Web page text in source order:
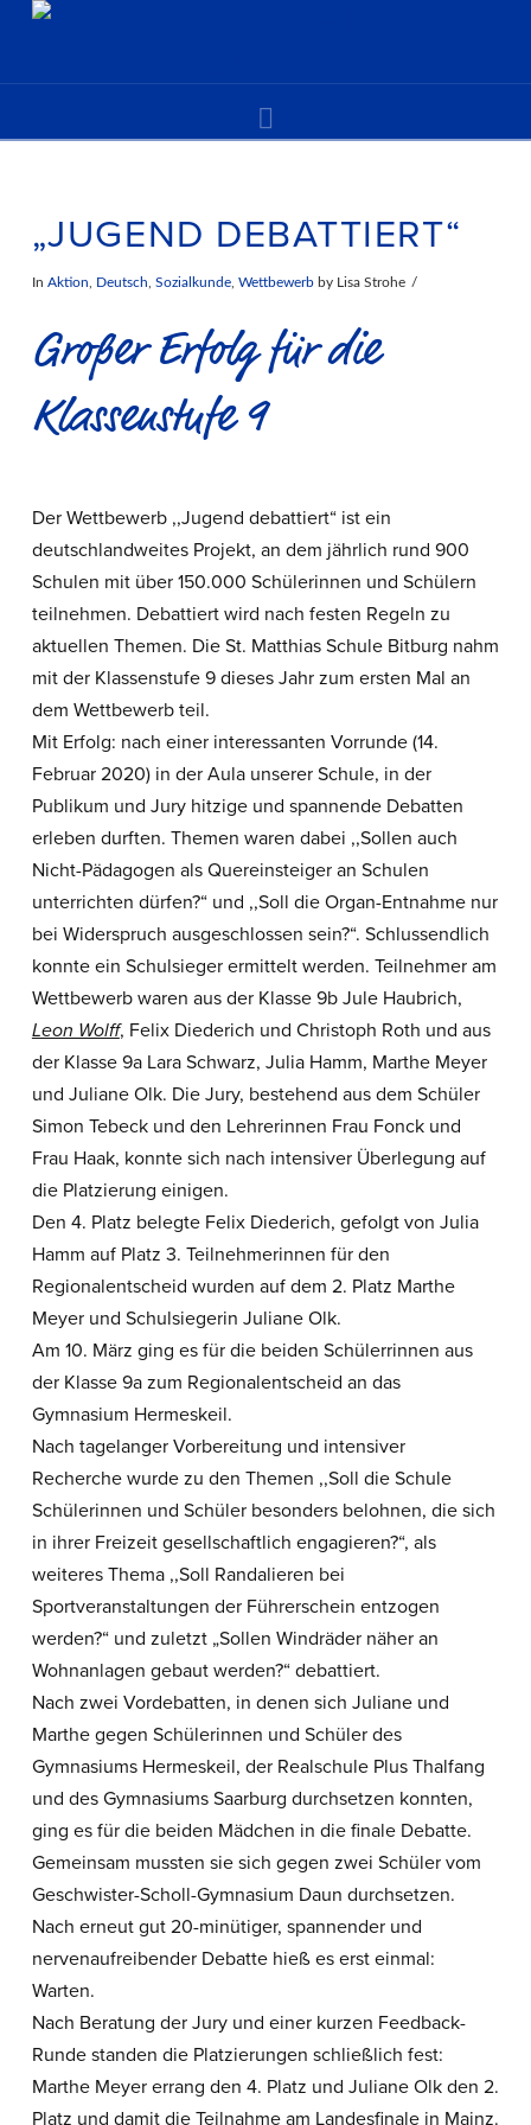
„JUGEND DEBATTIERT“
In Aktion Deutsch Sozialkunde, Wettbewerbby Lisa Strohe
Großer Erfolg für die
Klassenstufe 9
Der Wettbewerb ,,Jugend debattiert“ ist ein
deutschlandweites Projekt, an dem jährlich rund 900
Schulen mit über 150.000 Schülerinnen und Schülern
teilnehmen. Debattiert wird nach festen Regeln zu
aktuellen Themen. Die St. Matthias Schule Bitburg nahm
mit der Klassenstufe 9 dieses Jahr zum ersten Mal an
dem Wettbewerb teil.
Mit Erfolg: nach einer interessanten Vorrunde (14.
Februar 2020) in der Aula unserer Schule, in der
Publikum und Jury hitzige und spannende Debatten
erleben durften. Themen waren dabei ,,Sollen auch
Nicht-Pädagogen als Quereinsteiger an Schulen
unterrichten dürfen?“ und ,,Soll die Organ-Entnahme nur
bei Widerspruch ausgeschlossen sein?“. Schlussendlich
konnte ein Schulsieger ermittelt werden. Teilnehmer am
Wettbewerb waren aus der Klasse 9b Jule Haubrich,
Leon Wolff, Felix Diederich und Christoph Roth und aus
der Klasse 9a Lara Schwarz, Julia Hamm, Marthe Meyer
und Juliane Olk. Die Jury, bestehend aus dem Schüler
Simon Tebeck und den Lehrerinnen Frau Fonck und
Frau Haak, konnte sich nach intensiver Überlegung auf
die Platzierung einigen.
Den 4. Platz belegte Felix Diederich, gefolgt von Julia
Hamm auf Platz 3. Teilnehmerinnen für den
Regionalentscheid wurden auf dem 2. Platz Marthe
Meyer und Schulsiegerin Juliane Olk.
Am 10. März ging es für die beiden Schülerrinnen aus
der Klasse 9a zum Regionalentscheid an das
Gymnasium Hermeskeil.
Nach tagelanger Vorbereitung und intensiver
Recherche wurde zu den Themen ,,Soll die Schule
Schülerinnen und Schüler besonders belohnen, die sich
in ihrer Freizeit gesellschaftlich engagieren?“, als
weiteres Thema ,,Soll Randalieren bei
Sportveranstaltungen der Führerschein entzogen
werden?“ und zuletzt „Sollen Windräder näher an
Wohnanlagen gebaut werden?“ debattiert.
Nach zwei Vordebatten, in denen sich Juliane und
Marthe gegen Schülerinnen und Schüler des
Gymnasiums Hermeskeil, der Realschule Plus Thalfang
und des Gymnasiums Saarburg durchsetzen konnten,
ging es für die beiden Mädchen in die finale Debatte.
Gemeinsam mussten sie sich gegen zwei Schüler vom
Geschwister-Scholl-Gymnasium Daun durchsetzen.
Nach erneut gut 20-minütiger, spannender und
nervenaufreibender Debatte hieß es erst einmal:
Warten.
Nach Beratung der Jury und einer kurzen Feedback-
Runde standen die Platzierungen schließlich fest:
Marthe Meyer errang den 4. Platz und Juliane Olk den 2.
Platz und damit die Teilnahme am Landesfinale in Mainz.